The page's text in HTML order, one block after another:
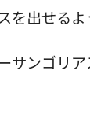
を出せるよ
ンゴリア